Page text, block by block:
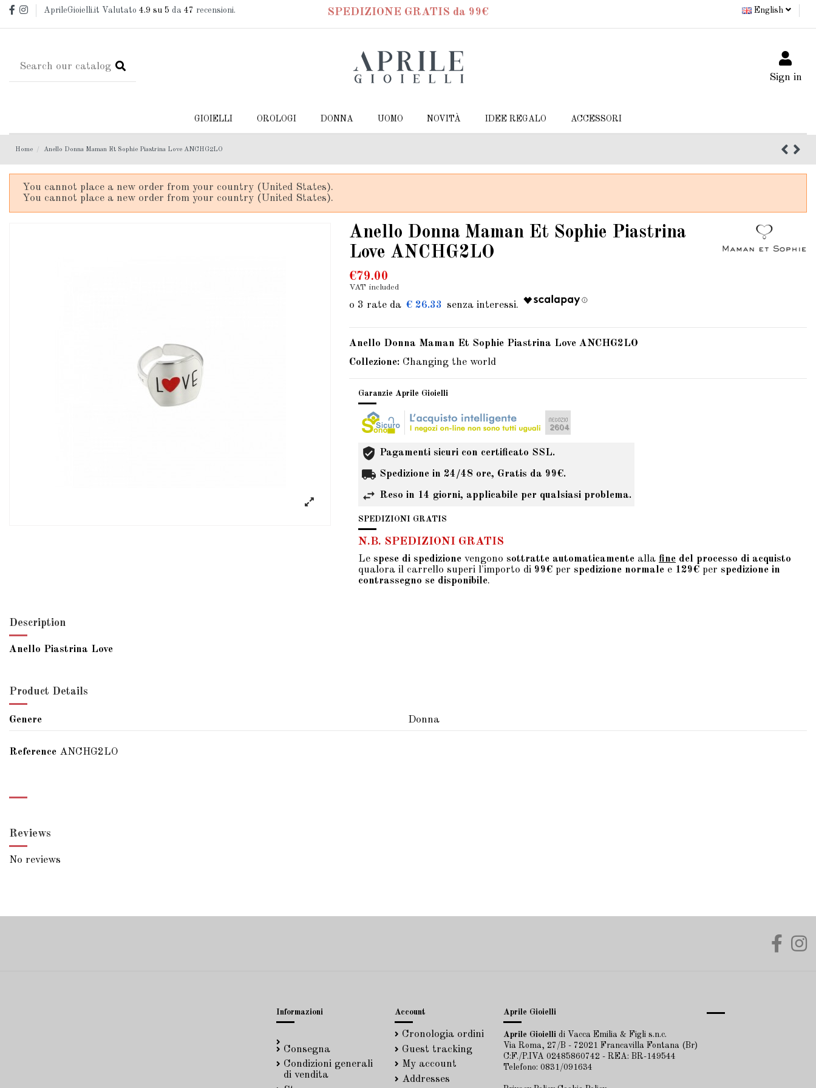
AprileGioielli.it Valutato4.9 su 5 da47 recensioni. SPEDIZIONE GRATIS da 99€ English
Sign in
GIOIELLI OROLOGI DONNA UOMO NOVITÀ IDEE REGALO ACCESSORI
Home Anello Donna Maman Et Sophie Piastrina Love ANCHG2LO
You cannot place a new order from your country (United States).
You cannot place a new order from your country (United States).
Anello Donna Maman Et Sophie Piastrina
Love ANCHG2LO
€79.00
VAT included
€ 26.33
Anello Donna Maman Et Sophie Piastrina Love ANCHG2LO
Collezione: Changing the world
Garanzie Aprile Gioielli
Pagamenti sicuri con certificato SSL.
Spedizione in 24/48 ore, Gratis da 99€.
Reso in 14 giorni, applicabile per qualsiasi problema.
SPEDIZIONI GRATIS
N.B. SPEDIZIONI GRATIS
Le spese di spedizione vengono sottratte automaticamente alla fine del processo di acquisto
qualora il carrello superi l'importo di 99€ per spedizione normale e 129€ per spedizione in
contrassegno se disponibile.
Description
Anello Piastrina Love
Product Details
Genere Donna
Reference ANCHG2LO
Reviews
No reviews
Informazioni
Consegna
Condizioni generali
di vendita
Account
Cronologia ordini
Guest tracking
My account
Addresses
Aprile Gioielli
Aprile Gioielli di Vacca Emilia & Figli s.n.c.
Via Roma, 27/B - 72021 Francavilla Fontana (Br)
C:F./P.IVA 02485860742 - REA: BR-149544
Telefono: 0831/091634